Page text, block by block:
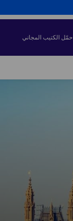
حمّل الكتيب المجاني